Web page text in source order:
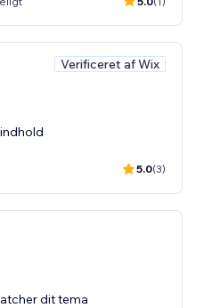
Verificeret af Wix
5.0(3)
dit tema